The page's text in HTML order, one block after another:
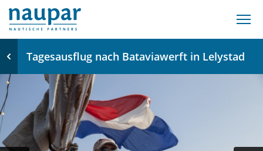
Tagesausflug nach Bataviawerft in Lelystad